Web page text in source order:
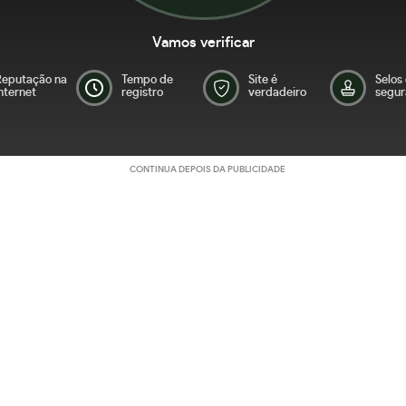
Vamos verificar
na
Tempo de
registro
Site é
verdadeiro
Selos
CONTINUA DEPOIS DA PUBLICIDADE